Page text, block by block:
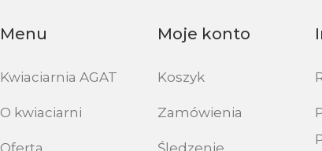
Menu
Kwiaciarnia AGAT
O kwiaciarni
Moje konto
Koszyk
Zamówienia